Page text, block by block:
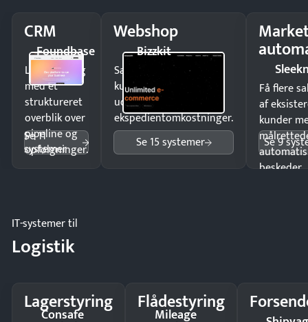
CRM
Foundbase
Luk flere salg
med et
struktureret
overblik over
pipeline og
opfølgninger.
Se 11
systemer
Webshop
Bizzkit
Sælg produkter 24/7 til
kunder i hele landet
uden
ekspedientomkostninger.
Se 15 systemer
Få flere
af
kunder
beskeder.
Se 9
IT-systemer til
Logistik
Lagerstyring
Consafe Flådestyring
Mileage